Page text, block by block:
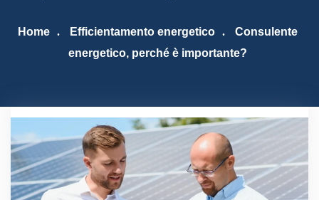
Home Efficientamento energetico
Consulente
energetico, perché è importante?